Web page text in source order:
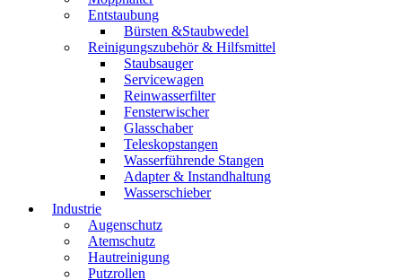
Entstaubung
Bürsten &Staubwedel
Reinigungszubehör & Hilfsmittel
Staubsauger
Servicewagen
Reinwasserfilter
Fensterwischer
Glasschaber
Teleskopstangen
Wasserführende Stangen
Adapter & Instandhaltung
Wasserschieber
Industrie
Augenschutz
Atemschutz
Hautreinigung
Putzrollen